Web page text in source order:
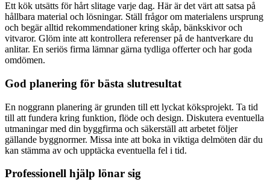
Ett kök utsätts för hårt slitage varje dag. Här är det värt att satsa på
hållbara material och lösningar. Ställ frågor om materialens ursprung
och begär alltid rekommendationer kring skåp, bänkskivor och
vitvaror. Glöm inte att kontrollera referenser på de hantverkare du
anlitar. En seriös firma lämnar gärna tydliga offerter och har goda
omdömen.
God planering för bästa slutresultat
En noggrann planering är grunden till ett lyckat köksprojekt. Ta tid
till att fundera kring funktion, flöde och design. Diskutera eventuella
utmaningar med din byggfirma och säkerställ att arbetet följer
gällande byggnormer. Missa inte att boka in viktiga delmöten där du
kan stämma av och upptäcka eventuella fel i tid.
Professionell hjälp lönar sig